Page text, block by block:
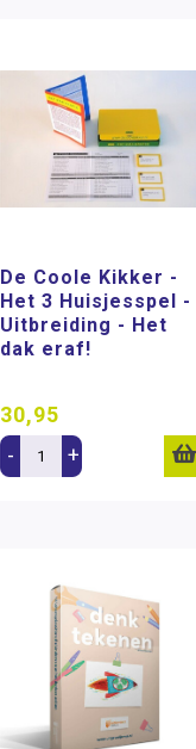
De Coole Kikker -
Het 3 Huisjesspel -
Uitbreiding - Het
dak eraf!
30,95
- +